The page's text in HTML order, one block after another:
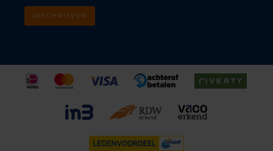
INSCHRIJVEN